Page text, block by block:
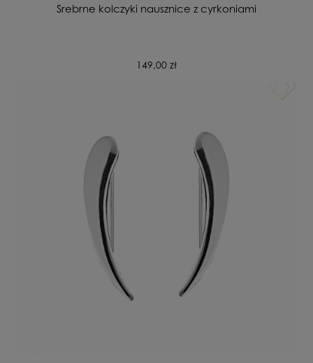
Srebrne kolczyki nausznice z cyrkoniami
149,00 zł